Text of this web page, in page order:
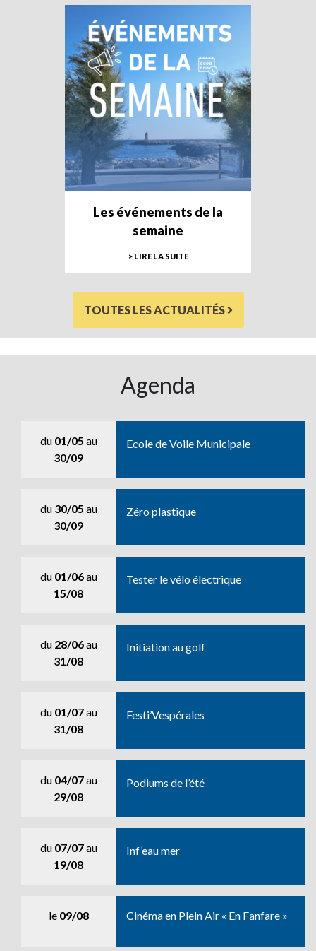
Les événements de la
semaine
> LIRE LA SUITE
TOUTES LES ACTUALITÉS
Agenda
du 01/05 au
30/09
Ecole de Voile Municipale
du 30/05 au
30/09
Zéro plastique
du 01/06au
15/08
Tester le vélo électrique
du 28/06au
31/08
Initiation au golf
du 01/07au
31/08
Festi’Vespérales
du 04/07au
29/08
Podiums de l’été
du 07/07au
19/08
Inf’eau mer
le 09/08 Cinéma en Plein Air « En Fanfare »